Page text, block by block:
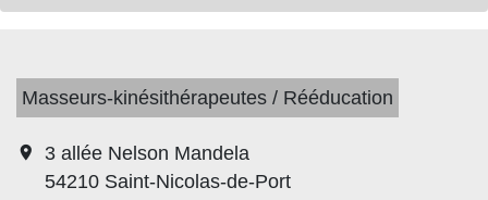
Masseurs-kinésithérapeutes / Rééducation
location_on
3 allée Nelson Mandela
54210 Saint-Nicolas-de-Port